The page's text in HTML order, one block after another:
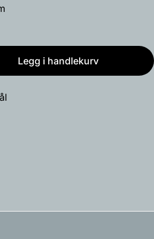
vase
for Sine vase
Legg i handlekurv
er obligatoriske.